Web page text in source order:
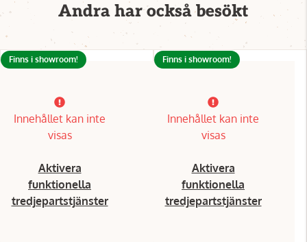
Andra har också besökt
Innehållet kan inte
visas
Aktivera
funktionella
tredjepartstjänster
Finns i showroom!
Innehållet kan inte
visas
Aktivera
funktionella
tredjepartstjänster
Finns i showroom!